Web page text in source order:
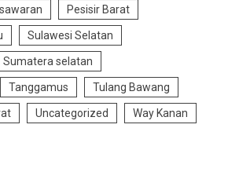
Pesisir Barat
Sulawesi Selatan
Sumatera selatan
Tanggamus Tulang Bawang
Uncategorized Way Kanan